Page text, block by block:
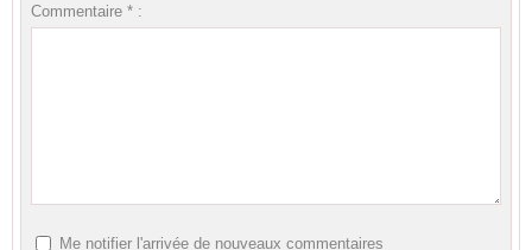
Commentaire * :
Me notifier l'arrivée de nouveaux commentaires